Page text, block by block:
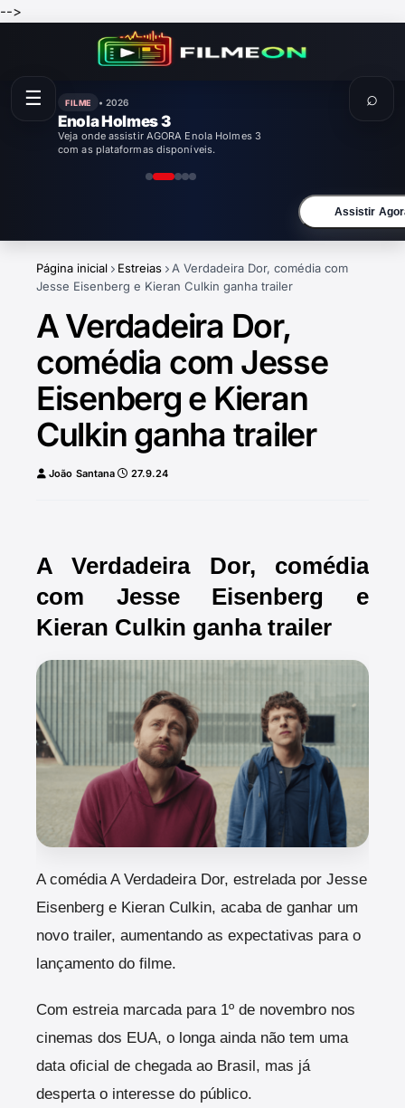
-->
FILME • 2026
Enola Holmes 3
Veja onde assistir AGORA Enola Holmes 3
com as plataformas disponíveis.
Assistir
Página inicial Estreias
A Verdadeira Dor, comédia com
Jesse Eisenberg e Kieran Culkin ganha trailer
A Verdadeira Dor,
comédia com Jesse
Eisenberg e Kieran
Culkin ganha trailer
João Santana 27.9.24
A Verdadeira Dor, comédia
com Jesse Eisenberg e
Kieran Culkin ganha trailer
A comédia A Verdadeira Dor, estrelada por Jesse
Eisenberg e Kieran Culkin, acaba de ganhar um
novo trailer, aumentando as expectativas para o
lançamento do filme.
Com estreia marcada para 1º de novembro nos
cinemas dos EUA, o longa ainda não tem uma
data oficial de chegada ao Brasil, mas já
desperta o interesse do público.
☰ ⌕